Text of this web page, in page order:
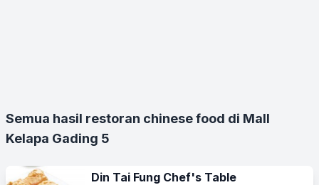
Semua hasil restoran chinese food di Mall
Kelapa Gading 5
Din Tai Fung Chef's Table